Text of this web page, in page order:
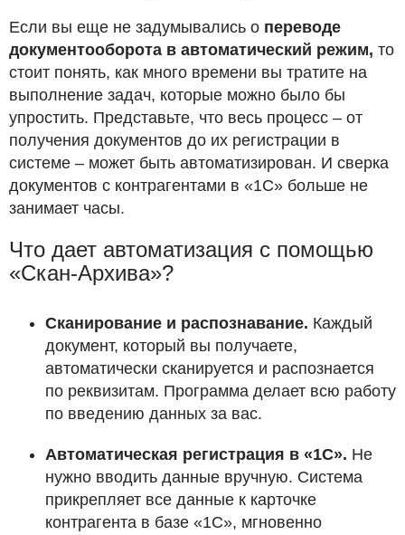
Если вы еще не задумывались о переводе
документооборота в автоматический режим, то
стоит понять, как много времени вы тратите на
выполнение задач, которые можно было бы
упростить. Представьте, что весь процесс – от
получения документов до их регистрации в
системе – может быть автоматизирован. И сверка
документов с контрагентами в «1С» больше не
занимает часы.
Что дает автоматизация с помощью
«Скан-Архива»?
Сканирование и распознавание. Каждый
документ, который вы получаете,
автоматически сканируется и распознается
по реквизитам. Программа делает всю работу
по введению данных за вас.
Автоматическая регистрация в «1С». Не
нужно вводить данные вручную. Система
прикрепляет все данные к карточке
контрагента в базе «1С», мгновенно